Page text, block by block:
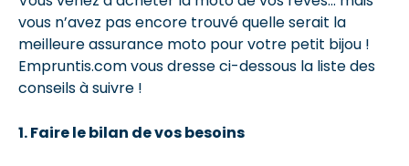
vous n’avez pas encore trouvé quelle serait la
meilleure assurance moto pour votre petit bijou !
Empruntis.com vous dresse ci-dessous la liste des
conseils à suivre !
1. Faire le bilan de vos besoins